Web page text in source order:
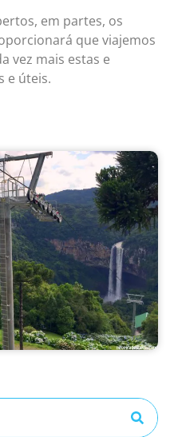
em partes, os
que viajemos
vez mais estas e
e úteis.